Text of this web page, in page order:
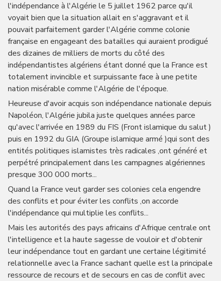
l'indépendance à l'Algérie le 5 juillet 1962 parce qu'il
voyait bien que la situation allait en s'aggravant et il
pouvait parfaitement garder l'Algérie comme colonie
française en engageant des batailles qui auraient prodigué
des dizaines de milliers de morts du côté des
indépendantistes algériens étant donné que la France est
totalement invincible et surpuissante face à une petite
nation misérable comme l'Algérie de l'époque.
Heureuse d'avoir acquis son indépendance nationale depuis
Napoléon, l'Algérie jubila juste quelques années parce
qu'avec l'arrivée en 1989 du FIS (Front islamique du salut )
puis en 1992 du GIA (Groupe islamique armé )qui sont des
entités politiques islamistes très radicales ,ont généré et
perpétré principalement dans les campagnes algériennes
presque 300 000 morts...
Quand la France veut garder ses colonies cela engendre
des conflits et pour éviter les conflits ,on accorde
l'indépendance qui multiplie les conflits...
Mais les autorités des pays africains d'Afrique centrale ont
l'intelligence et la haute sagesse de vouloir et d'obtenir
leur indépendance tout en gardant une certaine légitimité
relationnelle avec la France sachant quelle est la principale
ressource de recours et de secours en cas de conflit avec